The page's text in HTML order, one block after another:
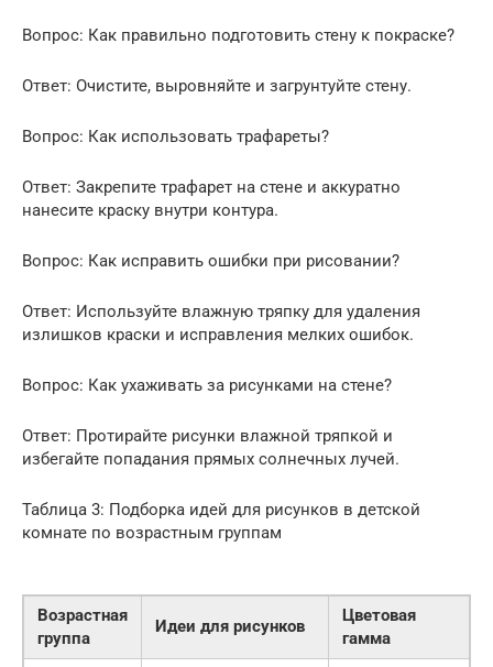
Вопрос: Как правильно подготовить стену к покраске?
Ответ: Очистите, выровняйте и загрунтуйте стену.
Вопрос: Как использовать трафареты?
Ответ: Закрепите трафарет на стене и аккуратно
нанесите краску внутри контура.
Вопрос: Как исправить ошибки при рисовании?
Ответ: Используйте влажную тряпку для удаления
излишков краски и исправления мелких ошибок.
Вопрос: Как ухаживать за рисунками на стене?
Ответ: Протирайте рисунки влажной тряпкой и
избегайте попадания прямых солнечных лучей.
Таблица 3: Подборка идей для рисунков в детской
комнате по возрастным группам
Возрастная
группа
Идеи для рисунков
Цветовая
гамма